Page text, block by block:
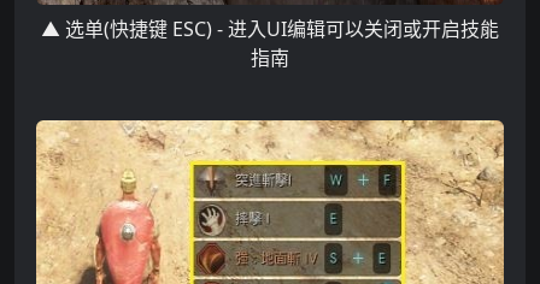
▲ 选单(快捷键 ESC) -进入UI编辑可以关闭或开启技能
指南